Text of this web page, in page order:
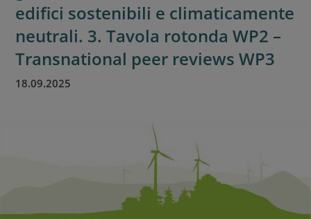
edifici sostenibili e climaticamente
neutrali. 3. Tavola rotonda WP2 –
Transnational peer reviews WP3
18.09.2025